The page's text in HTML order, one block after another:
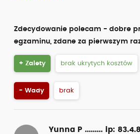
Zdecydowanie polecam - dobre
egzaminu, zdane za pierwszym
+ Zalety brak ukrytych kosztów
- Wady brak
Yunna P ......... ip: